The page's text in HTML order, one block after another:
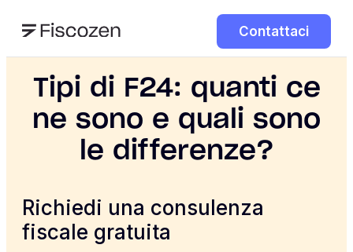
Contattaci
Tipi di F24: quanti ce
ne sono e quali sono
le differenze?
Richiedi una consulenza
fiscale gratuita